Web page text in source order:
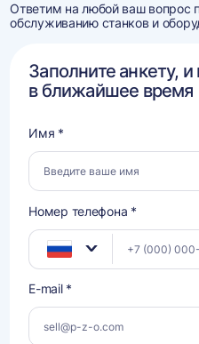
Ответим на любой ваш вопрос
обслуживанию станков и
Заполните анкету,
в ближайшее время
Имя *
Номер телефона *
E-mail *